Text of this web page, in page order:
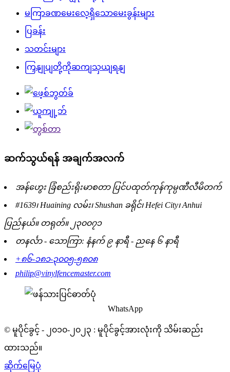
မကြာခဏမေးလေ့ရှိသောမေးခွန်းများ
ပြခန်း
သတင်းများ
ကြှနျုပျတို့ကိုဆကျသှယျရနျ
ဆက်သွယ်ရန် အချက်အလက်
အန်ဟွေး ခြံစည်းရိုးမာစတာ ပြင်ပထုတ်ကုန်ကုမ္ပဏီလီမိတက်
#1639၊ Huaining လမ်း၊ Shushan ခရိုင်၊ Hefei City၊ Anhui
ပြည်နယ်။ တရုတ်။ ၂၃၀၀၇၁
တနင်္လာ - သောကြာ: နံနက် ၉ နာရီ - ညနေ ၆ နာရီ
+၈၆-၁၈၁-၃၀၀၅-၅၈၀၈
philip@vinylfencemaster.com
WhatsApp
© မူပိုင်ခွင့် - ၂၀၁၀-၂၀၂၃ : မူပိုင်ခွင့်အားလုံးကို သိမ်းဆည်း
ထားသည်။
ဆိုက်မြေပုံ